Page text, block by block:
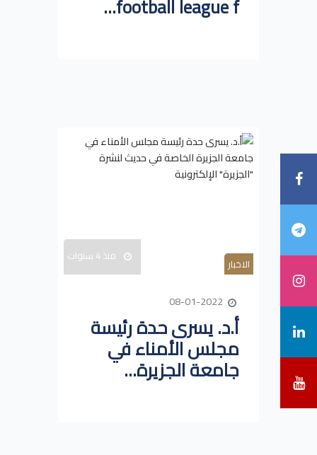
الاخبار منذ 4 سنوات
أ.د. يسرى حدة رئيسة
مجلس الأمناء في
جامعة الجزيرة...